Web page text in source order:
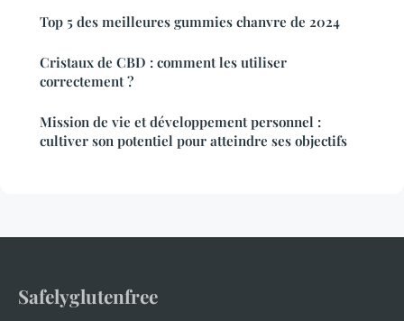
Top 5 des meilleures gummies chanvre de 2024
Cristaux de CBD : comment les utiliser
correctement ?
Mission de vie et développement personnel :
cultiver son potentiel pour atteindre ses objectifs
Safelyglutenfree